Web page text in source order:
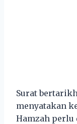
Surat
menyatakan
Hamzah